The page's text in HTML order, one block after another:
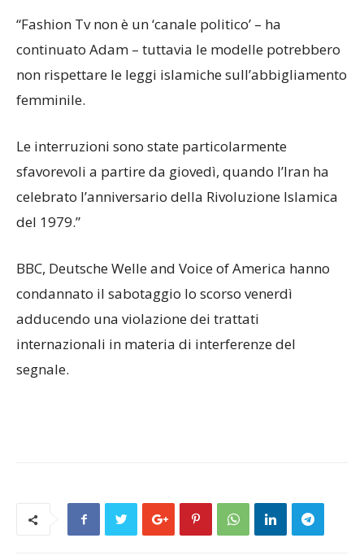
“Fashion Tv non è un ‘canale politico’ – ha
continuato Adam – tuttavia le modelle potrebbero
non rispettare le leggi islamiche sull’abbigliamento
femminile.
Le interruzioni sono state particolarmente
sfavorevoli a partire da giovedì, quando l’Iran ha
celebrato l’anniversario della Rivoluzione Islamica
del 1979.”
BBC, Deutsche Welle and Voice of America hanno
condannato il sabotaggio lo scorso venerdì
adducendo una violazione dei trattati
internazionali in materia di interferenze del
segnale.